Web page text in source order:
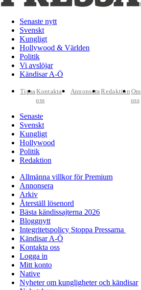
Senaste nytt
Svenskt
Kungligt
Hollywood & Världen
Politik
Vi avslöjar
Kändisar A-Ö
TipsaKontakta
oss
AnnonseraRedaktion Om
oss
Senaste
Svenskt
Kungligt
Hollywood
Politik
Redaktion
Allmänna villkor för Premium
Annonsera
Arkiv
Återställ lösenord
Bästa kändissajterna 2026
Bloggnytt
Integritetspolicy Stoppa Pressarna
Kändisar A-Ö
Kontakta oss
Logga in
Mitt konto
Native
Nyheter om kungligheter och kändisar